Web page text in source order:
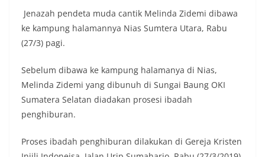
Jenazah pendeta muda cantik Melinda Zidemi dibawa
ke kampung halamannya Nias Sumtera Utara, Rabu
(27/3) pagi.
Sebelum dibawa ke kampung halamanya di Nias,
Melinda Zidemi yang dibunuh di Sungai Baung OKI
Sumatera Selatan diadakan prosesi ibadah
penghiburan.
Proses ibadah penghiburan dilakukan di Gereja Kristen